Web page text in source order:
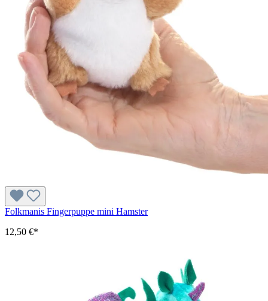
Folkmanis Fingerpuppe mini Hamster
12,50 €*